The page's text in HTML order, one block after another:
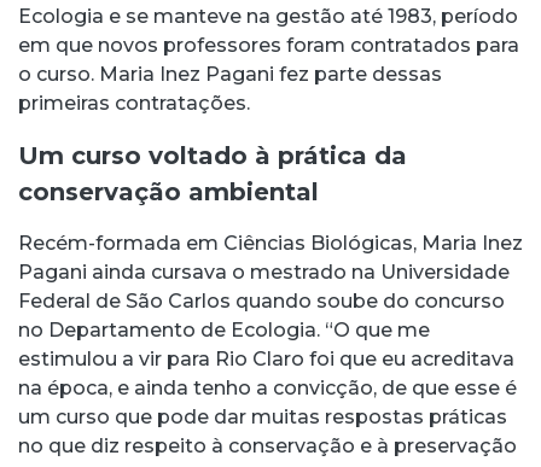
Ecologia e se manteve na gestão até 1983, período
em que novos professores foram contratados para
o curso. Maria Inez Pagani fez parte dessas
primeiras contratações.
Um curso voltado à prática da
conservação ambiental
Recém-formada em Ciências Biológicas, Maria Inez
Pagani ainda cursava o mestrado na Universidade
Federal de São Carlos quando soube do concurso
no Departamento de Ecologia. “O que me
estimulou a vir para Rio Claro foi que eu acreditava
na época, e ainda tenho a convicção, de que esse é
um curso que pode dar muitas respostas práticas
no que diz respeito à conservação e à preservação